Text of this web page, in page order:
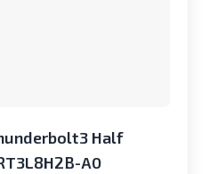
Half
A0